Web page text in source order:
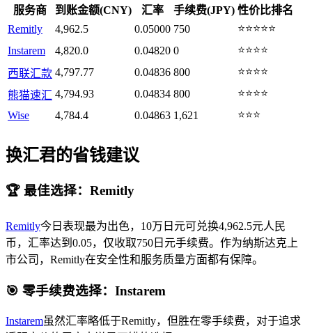
服务商 到账金额(CNY) 汇率 手续费(JPY) 性价比排名
Remitly
4,962.5 0.05000 750
⭐⭐⭐⭐⭐
Instarem
4,820.0 0.04820 0
⭐⭐⭐⭐
西联汇款 4,797.77 0.04836 800
⭐⭐⭐⭐
熊猫速汇 4,794.93 0.04834 800
⭐⭐⭐⭐
Wise
4,784.4 0.04863 1,621 ⭐⭐⭐
换汇君的省钱建议
🏆 最佳选择：Remitly
Remitly今日表现最为出色，10万日元可兑换4,962.5元人民
币，汇率达到0.05，仅收取750日元手续费。作为纳斯达克上
市公司，Remitly在安全性和服务质量方面都有保障。
🎯 零手续费选择：Instarem
Instarem虽然汇率略低于Remitly，但胜在零手续费，对于追求